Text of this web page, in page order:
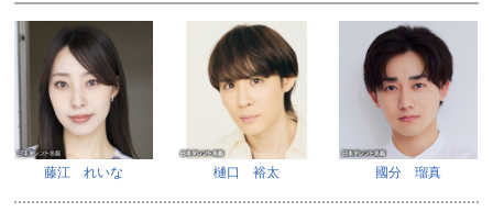
藤江 れいな 樋口 裕太 國分 瑠真